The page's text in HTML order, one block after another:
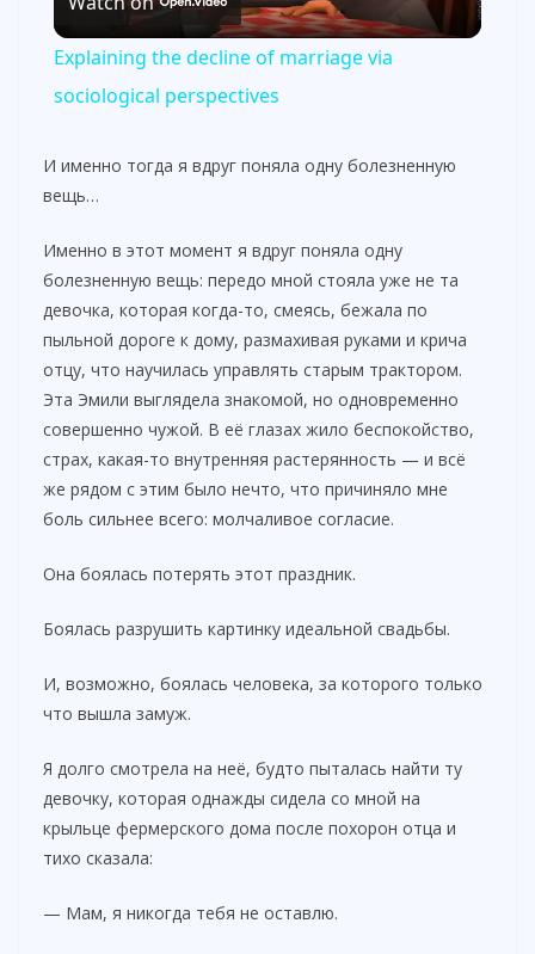
l
a
y
V
i
d
e
o
Explaining the decline of marriage via
sociological perspectives
И именно тогда я вдруг поняла одну болезненную
вещь…
Именно в этот момент я вдруг поняла одну
болезненную вещь: передо мной стояла уже не та
девочка, которая когда-то, смеясь, бежала по
пыльной дороге к дому, размахивая руками и крича
отцу, что научилась управлять старым трактором.
Эта Эмили выглядела знакомой, но одновременно
совершенно чужой. В её глазах жило беспокойство,
страх, какая-то внутренняя растерянность — и всё
же рядом с этим было нечто, что причиняло мне
боль сильнее всего: молчаливое согласие.
Она боялась потерять этот праздник.
Боялась разрушить картинку идеальной свадьбы.
И, возможно, боялась человека, за которого только
что вышла замуж.
Я долго смотрела на неё, будто пыталась найти ту
девочку, которая однажды сидела со мной на
крыльце фермерского дома после похорон отца и
тихо сказала:
— Мам, я никогда тебя не оставлю.